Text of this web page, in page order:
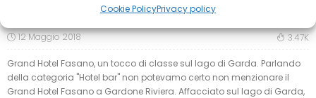
Cookie PolicyPrivacy policy
Grand Hotel Fasano a Gardone Riviera
12 Maggio 2018 3.47K
Grand Hotel Fasano, un tocco di classe sul lago di Garda. Parlando
della categoria "Hotel bar" non potevamo certo non menzionare il
Grand Hotel Fasano a Gardone Riviera. Affacciato sul lago di Garda,